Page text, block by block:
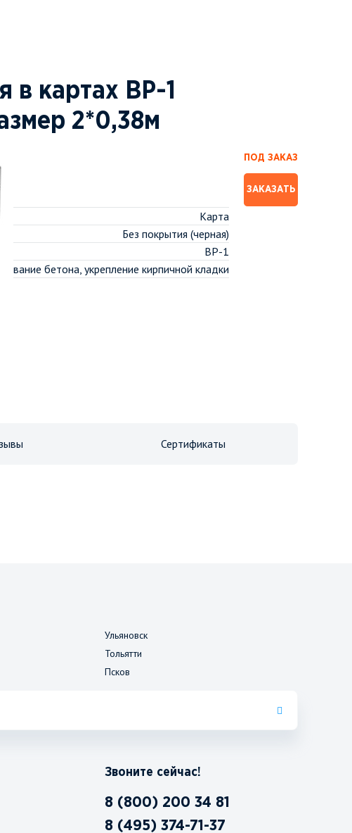
в картах ВР-1
2*0,38м
Карта
Без покрытия (черная)
ВР-1
бетона, укрепление кирпичной кладки
ПОД ЗАКАЗ
ЗАКАЗАТЬ
Сертификаты
Ульяновск
Тольятти
Псков
Звоните сейчас!
8 (800) 200 34 81
8 (495) 374-71-37